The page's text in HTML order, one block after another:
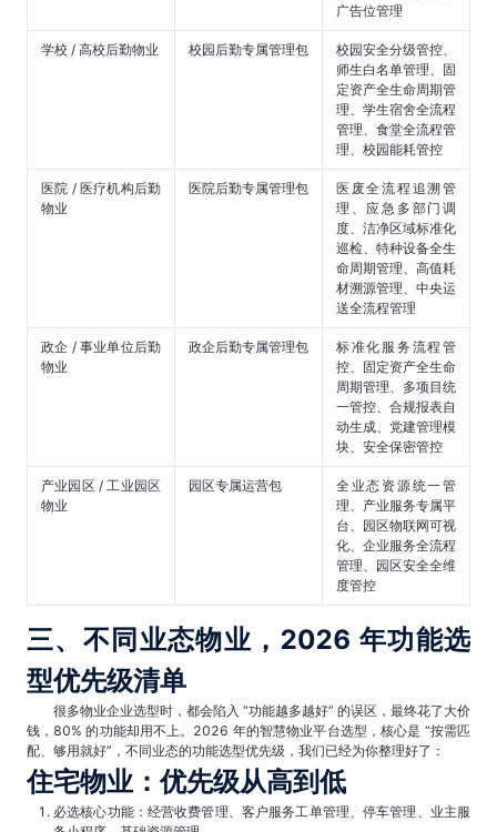
广告位管理
学校 / 高校后勤物业 校园后勤专属管理包
校园安全分级管控、
师生白名单管理、固
定资产全生命周期管
理、学生宿舍全流程
管理、食堂全流程管
理、校园能耗管控
医院 / 医疗机构后勤
物业
医院后勤专属管理包
医废全流程追溯管
理、应急多部门调
度、洁净区域标准化
巡检、特种设备全生
命周期管理、高值耗
材溯源管理、中央运
送全流程管理
政企 / 事业单位后勤
物业
政企后勤专属管理包
标准化服务流程管
控、固定资产全生命
周期管理、多项目统
一管控、合规报表自
动生成、党建管理模
块、安全保密管控
产业园区 / 工业园区
物业
园区专属运营包
全业态资源统一管
理、产业服务专属平
台、园区物联网可视
化、企业服务全流程
管理、园区安全全维
度管控
三、不同业态物业，2026 年功能选
型优先级清单
很多物业企业选型时，都会陷入 “功能越多越好” 的误区，最终花了大价
钱，80% 的功能却用不上。2026 年的智慧物业平台选型，核心是 “按需匹
配、够用就好”，不同业态的功能选型优先级，我们已经为你整理好了：
住宅物业：优先级从高到低
必选核心功能：经营收费管理、客户服务工单管理、停车管理、业主服